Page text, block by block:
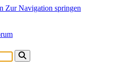
Zur Navigation springen